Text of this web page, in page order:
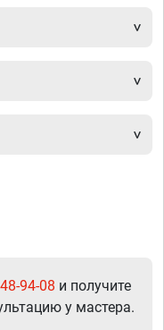
94-08 и получите
у мастера.